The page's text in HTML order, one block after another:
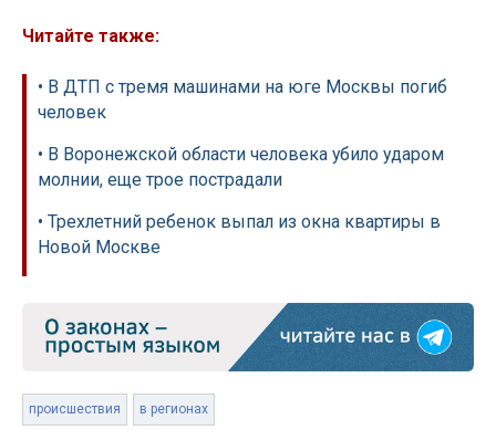
Читайте также:
• В ДТП с тремя машинами на юге Москвы погиб
человек
• В Воронежской области человека убило ударом
молнии, еще трое пострадали
• Трехлетний ребенок выпал из окна квартиры в
Новой Москве
происшествия в регионах